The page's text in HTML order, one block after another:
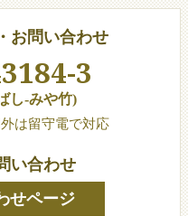
お問い合わせ
3
し-みや竹)
は留守電で対応
い合わせ
せページ